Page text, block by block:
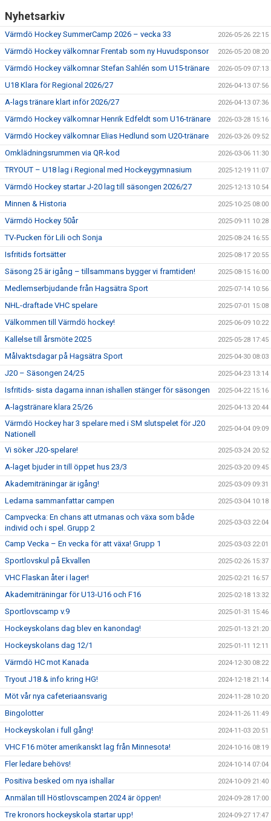
Nyhetsarkiv
Värmdö Hockey SummerCamp 2026 – vecka 33 2026-05-26 22:15
Värmdö Hockey välkomnar Frentab som ny Huvudsponsor 2026-05-20 08:20
Värmdö Hockey välkomnar Stefan Sahlén som U15-tränare 2026-05-09 07:13
U18 Klara för Regional 2026/27 2026-04-13 07:56
A-lags tränare klart inför 2026/27 2026-04-13 07:36
Värmdö Hockey välkomnar Henrik Edfeldt som U16-tränare 2026-03-28 15:16
Värmdö Hockey välkomnar Elias Hedlund som U20-tränare 2026-03-26 09:52
Omklädningsrummen via QR-kod 2026-03-06 11:30
TRYOUT – U18 lag i Regional med Hockeygymnasium 2025-12-19 11:07
Värmdö Hockey startar J-20 lag till säsongen 2026/27 2025-12-13 10:54
Minnen & Historia 2025-10-25 08:00
Värmdö Hockey 50år 2025-09-11 10:28
TV-Pucken för Lili och Sonja 2025-08-24 16:55
Isfritids fortsätter 2025-08-17 20:55
Säsong 25 är igång – tillsammans bygger vi framtiden! 2025-08-15 16:00
Medlemserbjudande från Hagsätra Sport 2025-07-14 10:56
NHL-draftade VHC spelare 2025-07-01 15:08
Välkommen till Värmdö hockey! 2025-06-09 10:22
Kallelse till årsmöte 2025 2025-05-28 17:45
Målvaktsdagar på Hagsätra Sport 2025-04-30 08:03
J20 – Säsongen 24/25 2025-04-23 13:14
Isfritids- sista dagarna innan ishallen stänger för säsongen 2025-04-22 15:16
A-lagstränare klara 25/26 2025-04-13 20:44
Värmdö Hockey har 3 spelare med i SM slutspelet för J20
Nationell
2025-04-04 09:09
Vi söker J20-spelare! 2025-03-24 20:52
A-laget bjuder in till öppet hus 23/3 2025-03-20 09:45
Akademiträningar är igång! 2025-03-09 09:31
Ledarna sammanfattar campen 2025-03-04 10:18
Campvecka: En chans att utmanas och växa som både
individ och i spel. Grupp 2
2025-03-03 22:04
Camp Vecka – En vecka för att växa! Grupp 1 2025-03-03 22:01
Sportlovskul på Ekvallen 2025-02-26 15:37
VHC Flaskan åter i lager! 2025-02-21 16:57
Akademiträningar för U13-U16 och F16 2025-02-18 13:32
Sportlovscamp v.9 2025-01-31 15:46
Hockeyskolans dag blev en kanondag! 2025-01-13 21:20
Hockeyskolans dag 12/1 2025-01-11 12:11
Värmdö HC mot Kanada 2024-12-30 08:22
Tryout J18 & info kring HG! 2024-12-18 21:14
Möt vår nya cafeteriaansvarig 2024-11-28 10:20
Bingolotter 2024-11-26 11:49
Hockeyskolan i full gång! 2024-11-03 20:51
VHC F16 möter amerikanskt lag från Minnesota! 2024-10-16 08:19
Fler ledare behövs! 2024-10-14 07:04
Positiva besked om nya ishallar 2024-10-09 21:40
Anmälan till Höstlovscampen 2024 är öppen! 2024-09-28 17:00
Tre kronors hockeyskola startar upp! 2024-09-27 17:47